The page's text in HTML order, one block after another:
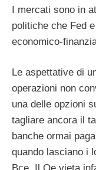
I mercati sono in
politiche che Fed
economico-
Le aspettative di
operazioni non
una delle opzioni
tagliare ancora il
banche ormai
quando lasciano i